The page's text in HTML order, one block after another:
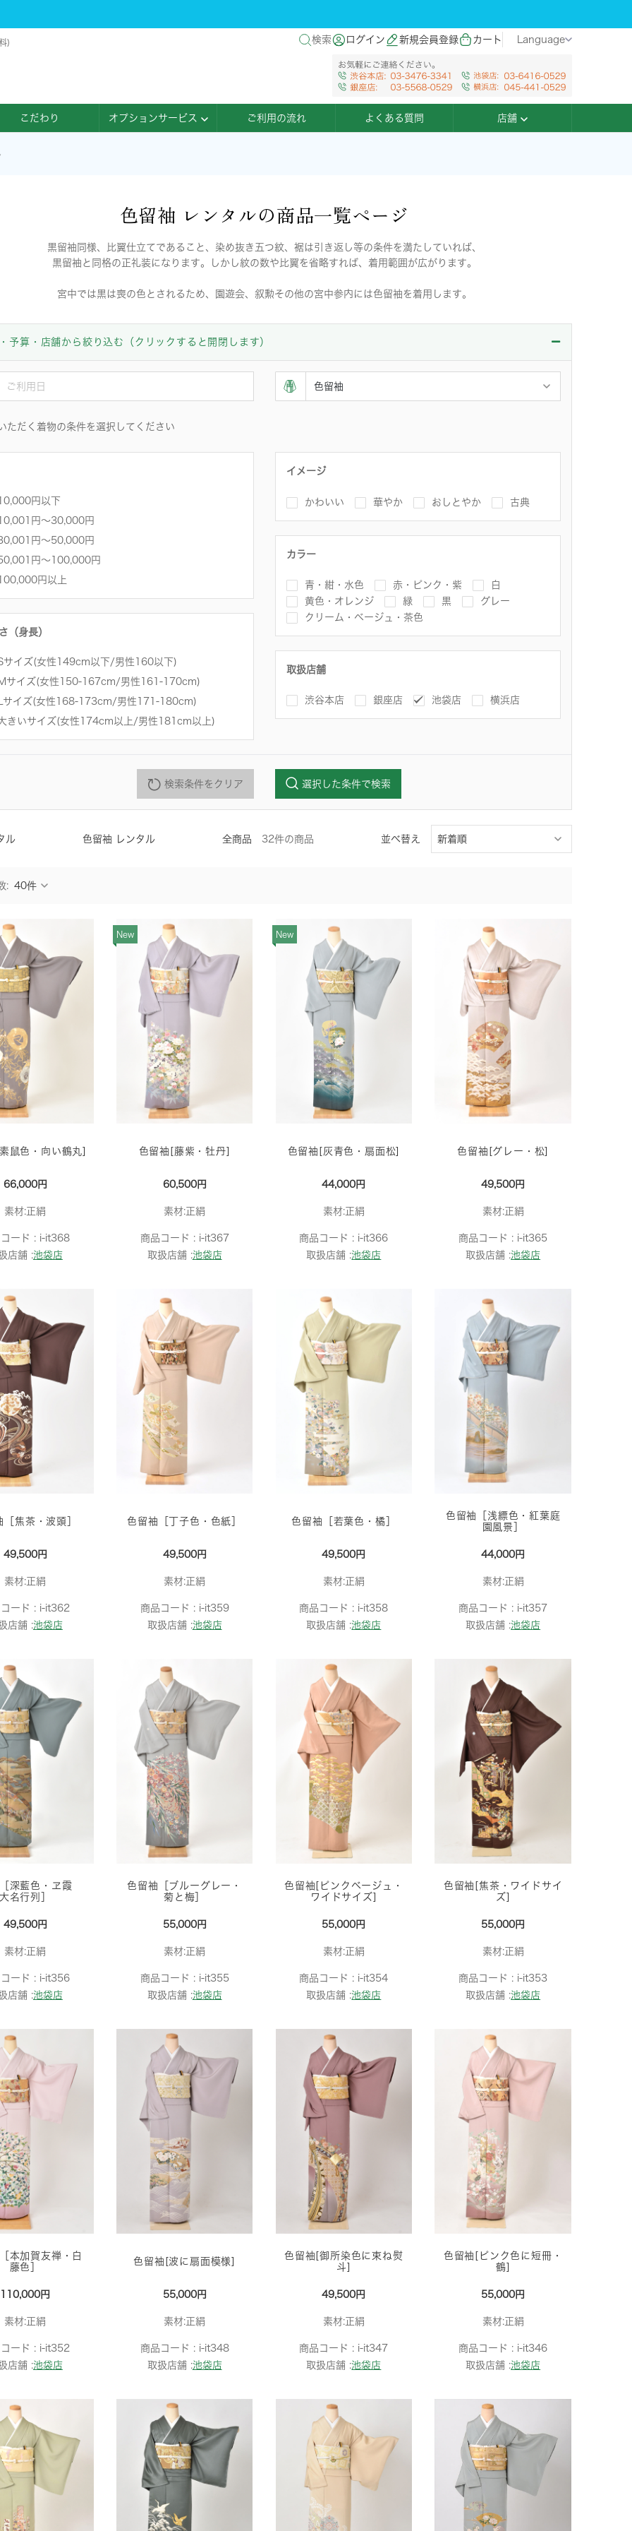
) 検索 ログイン 新規会員登録 カート Language
こだわり オプションサービス ご利用の流れ よくある質問 店舗
色留袖 レンタルの商品一覧ページ
黒留袖同様、比翼仕立てであること、染め抜き五つ紋、裾は引き返し等の条件を満たしていれば、
黒留袖と同格の正礼装になります。しかし紋の数や比翼を省略すれば、着用範囲が広がります。
宮中では黒は喪の色とされるため、園遊会、叙勲その他の宮中参内には色留袖を着用します。
予算・店舗から絞り込む（クリックすると開閉します）
ただく着物の条件を選択してください
円以下
円〜30,000円
円～50,000円
円～100,000円
円以上
（身長）
サイズ(女性149cm以下/男性160以下)
サイズ(女性150-167cm/男性161-170cm)
サイズ(女性168-173cm/男性171-180cm)
きいサイズ(女性174cm以上/男性181cm以上)
イメージ
かわいい 華やか おしとやか 古典
カラー
青・紺・水色 赤・ピンク・紫
白
黄色・オレンジ
緑 黒
グレー
クリーム・ベージュ・茶色
取扱店舗
渋谷本店 銀座店 池袋店 横浜店
検索条件をクリア 選択した条件で検索
ル 色留袖 レンタル 全商品 32件の商品 並べ替え
:
鼠色・向い鶴丸]
66,000円
素材:正絹
ード : i-it368
店舗 :池袋店
New
色留袖[藤紫・牡丹]
60,500円
素材:正絹
商品コード : i-it367
取扱店舗 :池袋店
New
色留袖[灰青色・扇面松]
44,000円
素材:正絹
商品コード : i-it366
取扱店舗 :池袋店
色留袖[グレー・松]
49,500円
素材:正絹
商品コード : i-it365
取扱店舗 :池袋店
［焦茶・波頭］
49,500円
素材:正絹
ード : i-it362
店舗 :池袋店
色留袖［丁子色・色紙］
49,500円
素材:正絹
商品コード : i-it359
取扱店舗 :池袋店
色留袖［若葉色・橘］
49,500円
素材:正絹
商品コード : i-it358
取扱店舗 :池袋店
色留袖［浅縹色・紅葉庭
園風景］
44,000円
素材:正絹
商品コード : i-it357
取扱店舗 :池袋店
深藍色・ヱ霞
名行列］
49,500円
素材:正絹
ード : i-it356
店舗 :池袋店
色留袖［ブルーグレー・
菊と梅］
55,000円
素材:正絹
商品コード : i-it355
取扱店舗 :池袋店
色留袖[ピンクベージュ・
ワイドサイズ]
55,000円
素材:正絹
商品コード : i-it354
取扱店舗 :池袋店
色留袖[焦茶・ワイドサイ
ズ]
55,000円
素材:正絹
商品コード : i-it353
取扱店舗 :池袋店
本加賀友禅・白
藤色］
110,000円
素材:正絹
ード : i-it352
店舗 :池袋店
色留袖[波に扇面模様]
55,000円
素材:正絹
商品コード : i-it348
取扱店舗 :池袋店
色留袖[御所染色に束ね熨
斗]
49,500円
素材:正絹
商品コード : i-it347
取扱店舗 :池袋店
色留袖[ピンク色に短冊・
鶴]
55,000円
素材:正絹
商品コード : i-it346
取扱店舗 :池袋店